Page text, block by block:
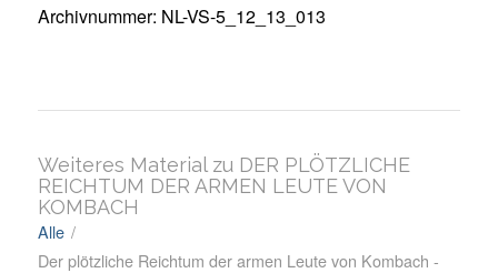
Archivnummer: NL-VS-5_12_13_013
Weiteres Material zu DER PLÖTZLICHE
REICHTUM DER ARMEN LEUTE VON
KOMBACH
Alle /
Der plötzliche Reichtum der armen Leute von Kombach -